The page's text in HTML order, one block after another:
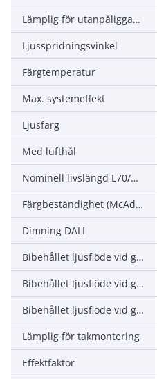
Lämplig för utanpåliggande montage
Ljusspridningsvinkel
Färgtemperatur
Max. systemeffekt
Ljusfärg
Med lufthål
Nominell livslängd L70/B50 vid 25 °C
Färgbeständighet (McAdam ellipse)
Dimning DALI
Bibehållet ljusflöde vid genomsnittlig livslängd 35 000 tim (25 °C omgivning)
Bibehållet ljusflöde vid genomsnittlig livslängd 50 000 tim (25 °C omgivning)
Bibehållet ljusflöde vid genomsnittlig livslängd 75 000 tim (25 °C omgivning)
Lämplig för takmontering
Effektfaktor